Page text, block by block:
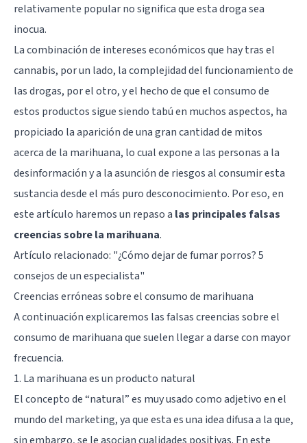
relativamente popular no significa que esta droga sea
inocua.
La combinación de intereses económicos que hay tras el
cannabis, por un lado, la complejidad del funcionamiento de
las drogas, por el otro, y el hecho de que el consumo de
estos productos sigue siendo tabú en muchos aspectos, ha
propiciado la aparición de una gran cantidad de mitos
acerca de la marihuana, lo cual expone a las personas a la
desinformación y a la asunción de riesgos al consumir esta
sustancia desde el más puro desconocimiento. Por eso, en
este artículo haremos un repaso a las principales falsas
creencias sobre la marihuana.
Artículo relacionado: "¿Cómo dejar de fumar porros? 5
consejos de un especialista"
Creencias erróneas sobre el consumo de marihuana
A continuación explicaremos las falsas creencias sobre el
consumo de marihuana que suelen llegar a darse con mayor
frecuencia.
1. La marihuana es un producto natural
El concepto de “natural” es muy usado como adjetivo en el
mundo del marketing, ya que esta es una idea difusa a la que,